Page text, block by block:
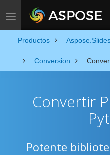
Toggle navigation
Productos
Conversion
Convertir
Potente